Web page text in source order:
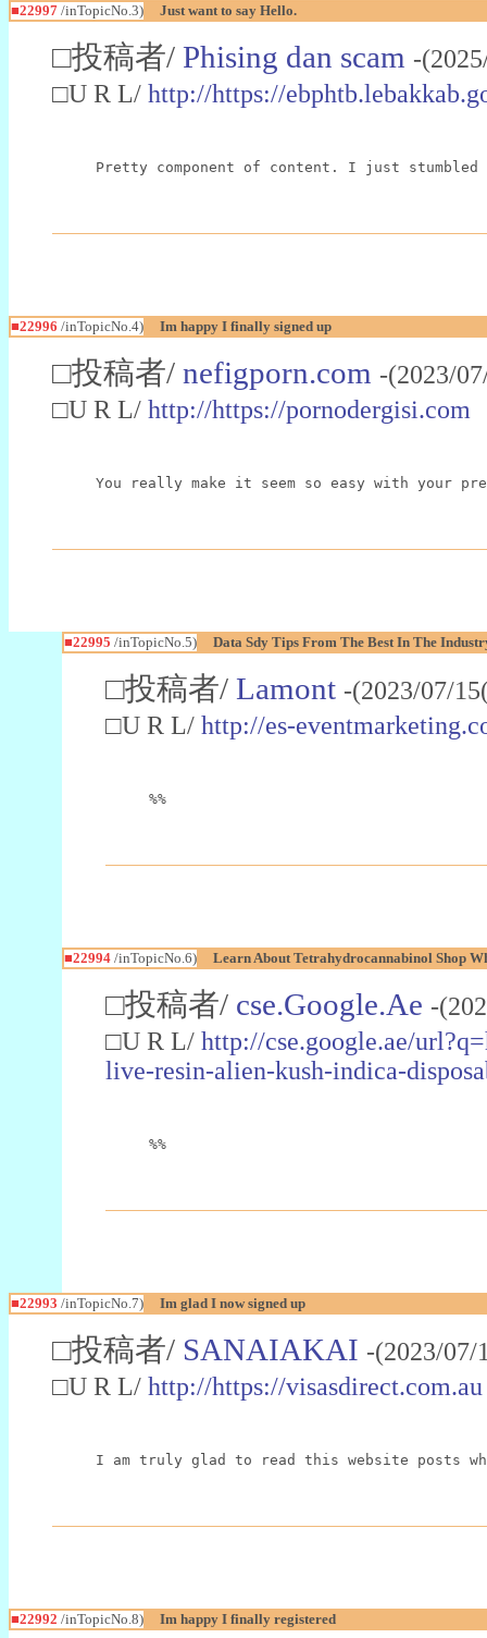
■22997 /inTopicNo.3) Just want to say Hello.
□投稿者/ Phising dan scam -
□U R L/ http://https://
Pretty component of content. I just
■22996 /inTopicNo.4) Im happy I finally signed up
□投稿者/ nefigporn.com -(2023/
□U R L/ http://https://pornodergisi.com
You really make it seem so easy with your
■22995 /inTopicNo.5) Data Sdy Tips From The Best In The
□投稿者/ Lamont -(2023/07/
□U R L/ http://es-
%%
■22994/inTopicNo.6) Learn About Tetrahydrocannabinol Shop
□投稿者/ cse.Google.Ae -
□U R L/ http://cse.google.ae/
live-resin-alien-kush-indica-
%%
■22993 /inTopicNo.7) Im glad I now signed up
□投稿者/ SANAIAKAI -(2023/
□U R L/ http://https://visasdirect.com.au
I am truly glad to read this website posts
■22992 /inTopicNo.8) Im happy I finally registered